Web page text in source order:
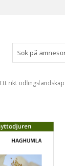
Ett rikt odlingslandskap